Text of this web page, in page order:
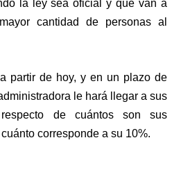
la ley sea oficial y que van a
cantidad de personas al
partir de hoy, y en un plazo de
le hará llegar a sus
de cuántos son sus
corresponde a su 10%.